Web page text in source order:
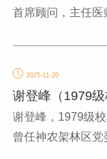
首席顾问，主任医
2025-11-20
谢登峰（1979级
谢登峰，1979级
曾任神农架林区